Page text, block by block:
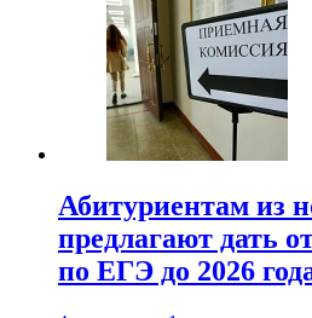
Абитуриентам из
предлагают дать
по ЕГЭ до 2026